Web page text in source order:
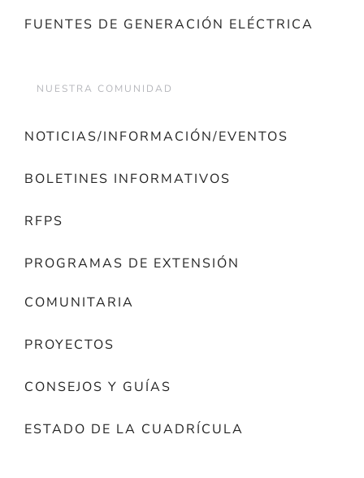
FUENTES DE GENERACIÓN ELÉCTRICA
NUESTRA COMUNIDAD
NOTICIAS/INFORMACIÓN/EVENTOS
BOLETINES INFORMATIVOS
RFPS
PROGRAMAS DE EXTENSIÓN
COMUNITARIA
PROYECTOS
CONSEJOS Y GUÍAS
ESTADO DE LA CUADRÍCULA